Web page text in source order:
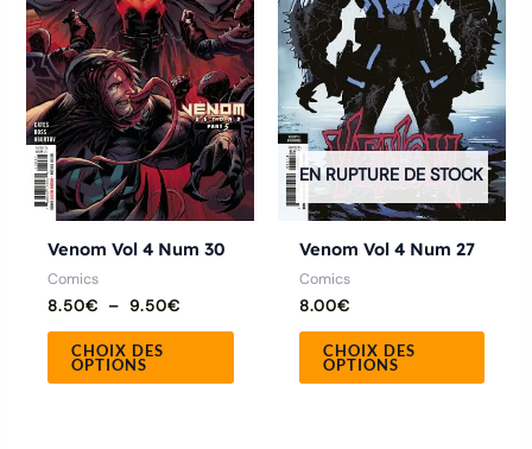
Venom Vol 4 Num 30
Comics
8.50€ – 9.50€
CHOIX DES
OPTIONS
variations.
Les
options
peuvent
être
choisies
sur
produit
EN RUPTURE DE STOCK
Venom Vol 4 Num 27
Comics
8.00€
CHOIX DES
OPTIONS
Les
être
sur